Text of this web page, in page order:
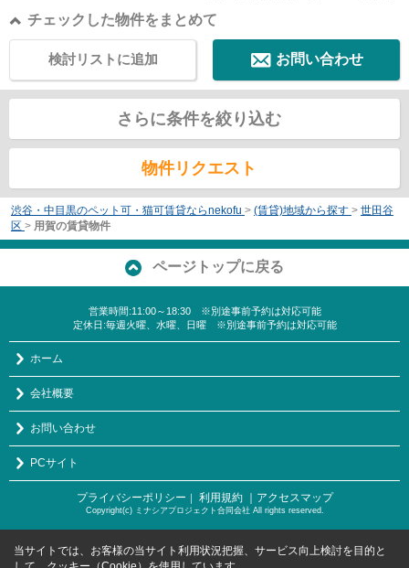
チェックした物件をまとめて
お問い合わせ
検討リストに追加
さらに条件を絞り込む
物件リクエスト
渋谷・中目黒のペット可・猫可賃貸ならnekofu > (賃貸)地域から探す > 世田谷
区 > 用賀の賃貸物件
ページトップに戻る
営業時間:11:00～18:30 ※別途事前予約は対応可能
定休日:毎週火曜、水曜、日曜 ※別途事前予約は対応可能
ホーム
会社概要
お問い合わせ
PCサイト
プライバシーポリシー ｜ 利用規約 ｜アクセスマップ
Copyright(c) ミナシアプロジェクト合同会社 All rights reserved.
当サイトでは、お客様の当サイト利用状況把握、サービス向上検討を目的と